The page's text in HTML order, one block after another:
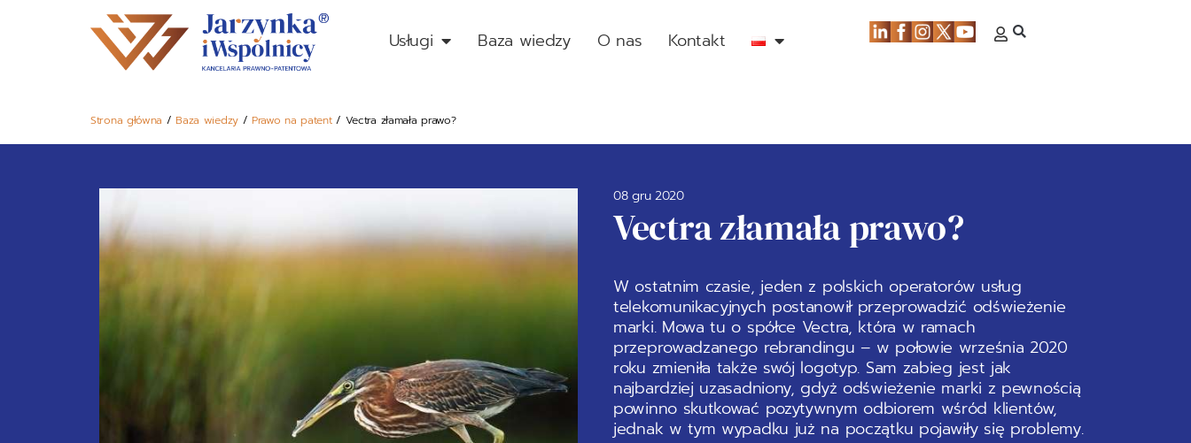
Usługi Baza wiedzy O nas Kontakt
Strona główna /Baza wiedzy/Prawo na patent/ Vectra złamała prawo?
08 gru 2020
Vectra złamała prawo?
W ostatnim czasie, jeden z polskich operatorów usług
telekomunikacyjnych postanowił przeprowadzić odświeżenie
marki. Mowa tu o spółce Vectra, która w ramach
przeprowadzanego rebrandingu – w połowie września 2020
roku zmieniła także swój logotyp. Sam zabieg jest jak
najbardziej uzasadniony, gdyż odświeżenie marki z pewnością
powinno skutkować pozytywnym odbiorem wśród klientów,
jednak w tym wypadku już na początku pojawiły się problemy.